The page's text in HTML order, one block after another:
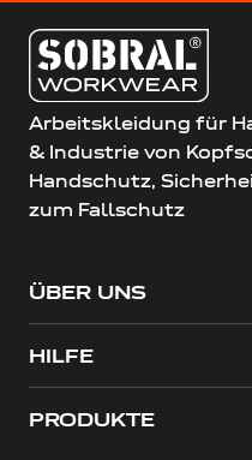
Arbeitskleidung für
& Industrie von
Handschutz,
zum Fallschutz
ÜBER UNS
HILFE
PRODUKTE